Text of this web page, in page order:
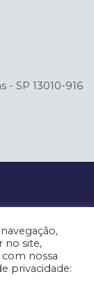
- SP 13010-916
no site,
nossa
privacidade: